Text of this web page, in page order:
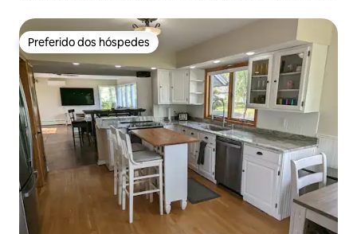
Preferido dos hóspedes
Preferido dos hóspedes